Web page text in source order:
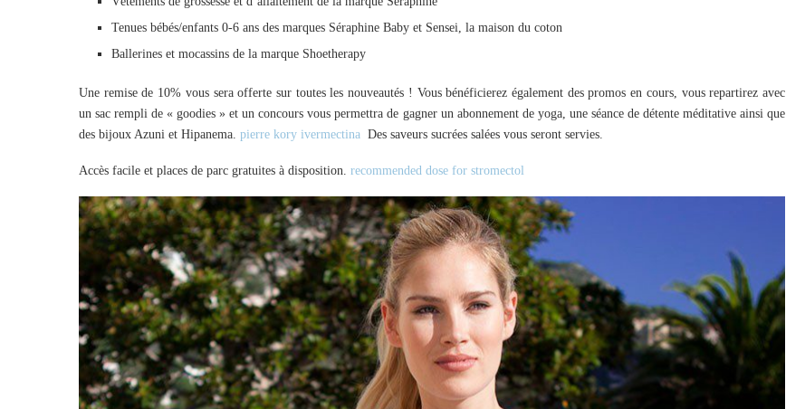
Tenues bébés/enfants 0-6 ans des marques Séraphine Baby et Sensei, la maison du coton
Ballerines et mocassins de la marque Shoetherapy
Une remise de 10% vous sera offerte sur toutes les nouveautés ! Vous bénéficierez également des promos en cours, vous repartirez avec
un sac rempli de « goodies » et un concours vous permettra de gagner un abonnement de yoga, une séance de détente méditative ainsi que
des bijoux Azuni et Hipanema. pierre kory ivermectina Des saveurs sucrées salées vous seront servies.
Accès facile et places de parc gratuites à disposition. recommended dose for stromectol